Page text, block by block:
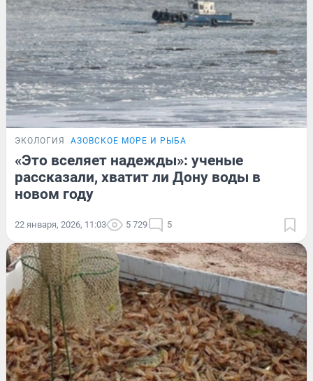
ЭКОЛОГИЯ АЗОВСКОЕ МОРЕ И РЫБА
«Это вселяет надежды»: ученые
рассказали, хватит ли Дону воды в
новом году
22 января, 2026, 11:03 5 729 5